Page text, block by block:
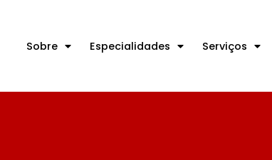
Sobre Especialidades Serviços